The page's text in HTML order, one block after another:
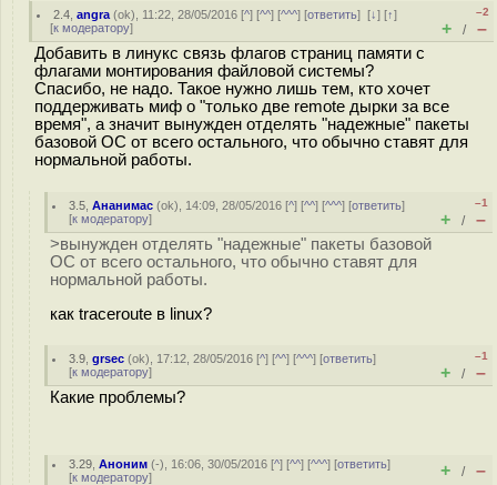
2.4 ,angra (ok), 11:22, 28/05/2016 [^] [^^] [^^^] [ответить][↓] [↑]
[к модератору]
–2
+ / –
Добавить в линукс связь флагов страниц памяти с
флагами монтирования файловой системы?
Спасибо, не надо. Такое нужно лишь тем, кто хочет
поддерживать миф о "только две remote дырки за все
время", а значит вынужден отделять "надежные" пакеты
базовой ОС от всего остального, что обычно ставят для
нормальной работы.
3.5 ,Ананимас (ok), 14:09, 28/05/2016 [^] [^^] [^^^] [ответить]
[к модератору]
–1
+ / –
>вынужден отделять "надежные" пакеты базовой
ОС от всего остального, что обычно ставят для
нормальной работы.
как traceroute в linux?
3.9 ,grsec (ok), 17:12, 28/05/2016 [^] [^^] [^^^] [ответить]
[к модератору]
–1
+ / –
Какие проблемы?
3.29 ,Аноним (-), 16:06, 30/05/2016 [^] [^^] [^^^] [ответить]
[к модератору] + / –